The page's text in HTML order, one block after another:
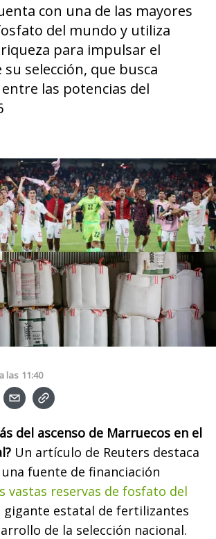
con una de las mayores
del mundo y utiliza
para impulsar el
selección, que busca
las potencias del
a las 11:40
del ascenso de Marruecos en el
Un artículo de Reuters destaca
fuente de financiación
vastas reservas de fosfato del
gigante estatal de fertilizantes
de la selección nacional.